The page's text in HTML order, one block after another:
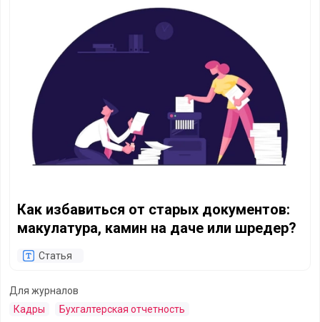
Как избавиться от старых документов:
макулатура, камин на даче или шредер?
Статья
Для журналов
Кадры
Бухгалтерская отчетность